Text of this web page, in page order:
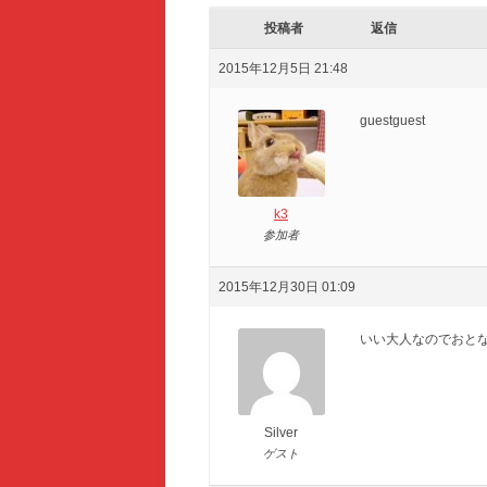
投稿者 返信
2015年12月5日 21:48
k3
参加者
guestguest
2015年12月30日 01:09
Silver
ゲスト
いい大人なのでおと